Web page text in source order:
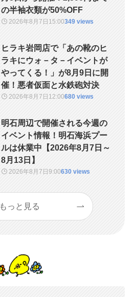
の半袖衣類が50%OFF
2026年8月7日 15:00349 views
ヒラキ岩岡店で「あの靴のヒ
ラキにウォ－タ－イベントが
やってくる！」が8月9日に開
催！悪者仮面と水鉄砲対決
2026年8月7日 12:00680 views
明石周辺で開催される今週の
イベント情報！明石海浜プー
ルは休業中【2026年8月7日～
8月13日】
2026年8月7日9:00630 views
もっと見る